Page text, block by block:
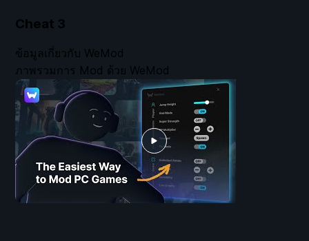
Cheat 3
ข้อมูลเกี่ยวกับ WeMod
ภาพรวมการ Mod ด้วย WeMod